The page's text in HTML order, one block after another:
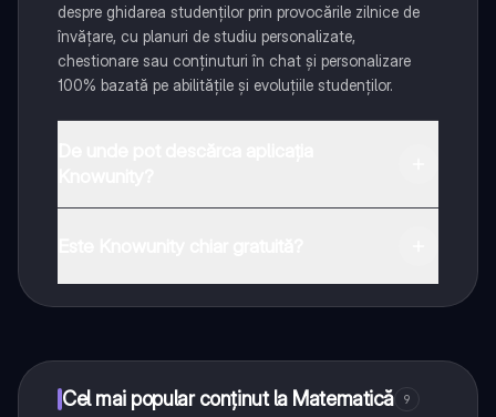
despre ghidarea studenților prin provocările zilnice de
învățare, cu planuri de studiu personalizate,
chestionare sau conținuturi în chat și personalizare
100% bazată pe abilitățile și evoluțiile studenților.
Cel mai popular conținut la Matematică 9